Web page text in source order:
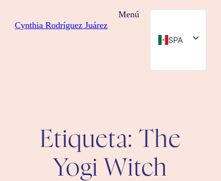
Cynthia Rodríguez Juárez
Menú
SPA
Etiqueta:The
Yogi Witch